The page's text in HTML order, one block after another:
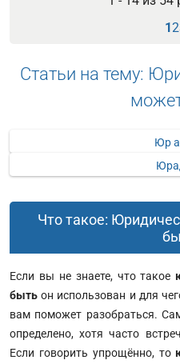
12
Статьи на тему:
Юр
Что такое:
Если вы не знаете, что такое
быть он использован и для
вам поможет разобраться.
определено, хотя часто
Если говорить упрощённо, то